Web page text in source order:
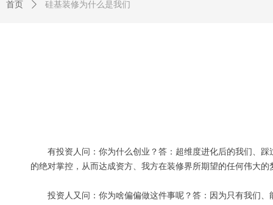
有投资人问：你为什么创业？答：超维度进化后的我们 、踩
的绝对掌控，从而达成资方、我方在装修界所期望的任何伟大的
投资人又问：你为啥偏偏做这件事呢？答：因为只有我们 、
首页 ꄲ 硅基装修为什么是我们